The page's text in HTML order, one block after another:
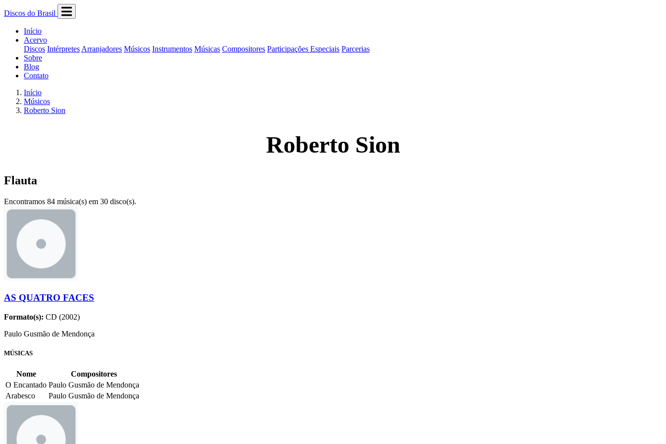
Discos do Brasil
Início
Acervo
Discos Intérpretes Arranjadores Músicos Instrumentos Músicas Compositores Participações Especiais Parcerias
Sobre
Blog
Contato
Início
Músicos
Roberto Sion
Roberto Sion
Flauta
Encontramos 84 música(s) em 30 disco(s).
AS QUATRO FACES
Formato(s): CD (2002)
Paulo Gusmão de Mendonça
MÚSICAS
Nome
Compositores
O Encantado Paulo Gusmão de Mendonça
Arabesco
Paulo Gusmão de Mendonça